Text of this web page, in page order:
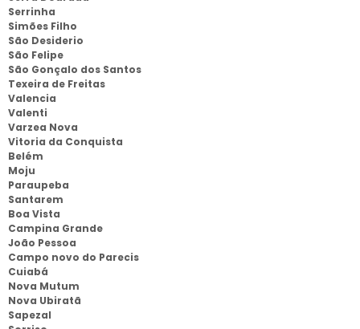
Serrinha
Simões Filho
São Desiderio
São Felipe
São Gonçalo dos Santos
Texeira de Freitas
Valencia
Valenti
Varzea Nova
Vitoria da Conquista
Belém
Moju
Paraupeba
Santarem
Boa Vista
Campina Grande
João Pessoa
Campo novo do Parecis
Cuiabá
Nova Mutum
Nova Ubiratã
Sapezal